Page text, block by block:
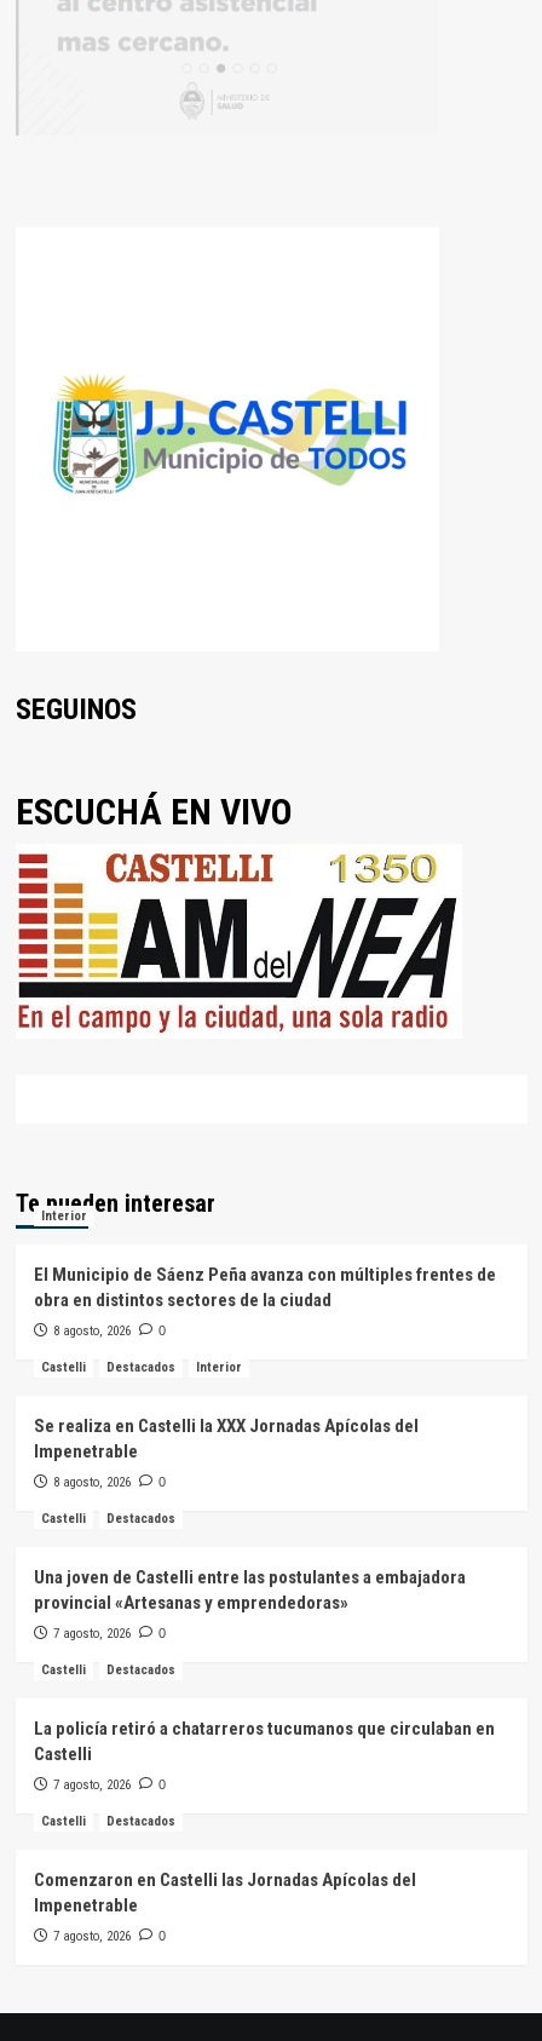
SEGUINOS
ESCUCHÁ EN VIVO
Te pueden interesar
Interior
El Municipio de Sáenz Peña avanza con múltiples frentes de
obra en distintos sectores de la ciudad
8 agosto, 2026 0
Castelli Destacados Interior
Se realiza en Castelli la XXX Jornadas Apícolas del
Impenetrable
8 agosto, 2026 0
Castelli Destacados
Una joven de Castelli entre las postulantes a embajadora
provincial «Artesanas y emprendedoras»
7 agosto, 2026 0
Castelli Destacados
La policía retiró a chatarreros tucumanos que circulaban en
Castelli
7 agosto, 2026 0
Castelli Destacados
Comenzaron en Castelli las Jornadas Apícolas del
Impenetrable
7 agosto, 2026 0